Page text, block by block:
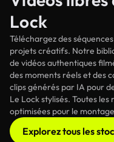
Lock
Téléchargez des
projets créatifs. Notre
de vidéos authentiques
des moments réels et des
clips générés par IA pour
Le Lock stylisés. Toutes
optimisées pour le
Explorez tous les